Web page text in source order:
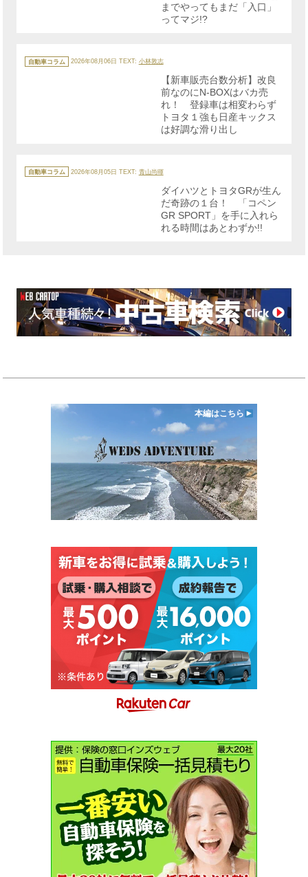
までやってもまだ「入口」
ってマジ!?
テ
ゴ
自動車コラム 2026年08月06日 TEXT: 小林敦志
【新車販売台数分析】改良
前なのにN-BOXはバカ売
れ！ 登録車は相変わらず
トヨタ１強も日産キックス
は好調な滑り出し
テ
ゴ
自動車コラム 2026年08月05日 TEXT: 青山尚暉
ダイハツとトヨタGRが生ん
だ奇跡の１台！ 「コペン
GR SPORT」を手に入れら
れる時間はあとわずか!!
本編はこちら